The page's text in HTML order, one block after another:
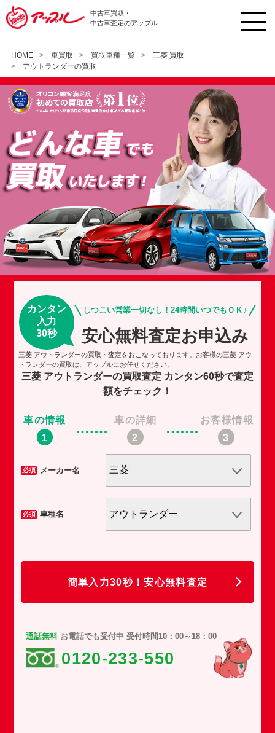
中古車買取・
中古車査定のアップル
HOME 車買取 買取車種一覧
三菱 買取
アウトランダーの買取
カンタン
入力
30秒
しつこい営業一切なし！24時間いつでもＯＫ♪
安心無料査定お申込み
三菱 アウトランダーの買取・査定をおこなっております。お客様の三菱 アウ
トランダーの買取は、アップルにお任せください。
三菱 アウトランダーの買取査定 カンタン60秒で査定
額をチェック！
車の情報 車の詳細 お客様情報
必須 メーカー名
必須 車種名
簡単入力30秒！安心無料査定
通話無料お電話でも受付中 受付時間10：00～18：00
0120-233-550